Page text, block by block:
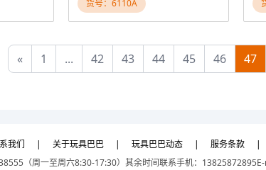
货号：6110A
« 1 ... 42 43 44 45 46 47
我们 | 关于玩具巴巴 | 玩具巴巴动态 | 服务条款 |
（周一至周六8:30-17:30） 其余时间联系手机：13825872895